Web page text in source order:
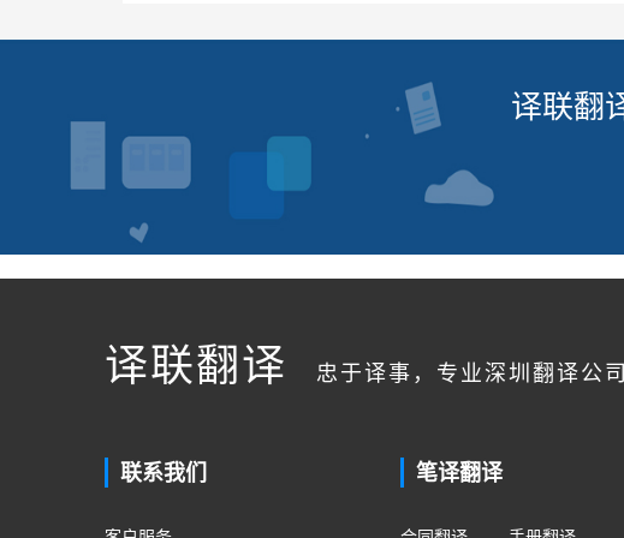
译联翻
译联翻译 忠于译事，专业深圳翻译公司
联系我们 笔译翻译